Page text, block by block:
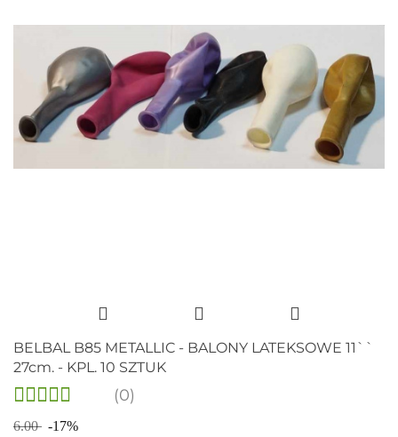
BELBAL B85 METALLIC - BALONY LATEKSOWE 11``
27cm. - KPL. 10 SZTUK
(0)
6.00
-17%